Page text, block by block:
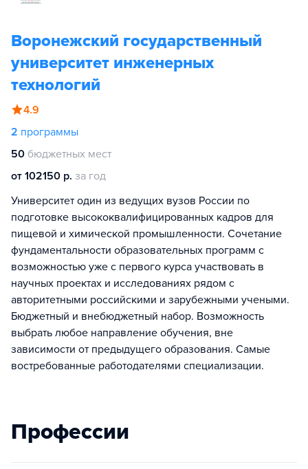
Воронежский государственный
университет инженерных
технологий
4.9
2 программы
50 бюджетных мест
от 102150 р. за год
Университет один из ведущих вузов России по
подготовке высококвалифицированных кадров для
пищевой и химической промышленности. Сочетание
фундаментальности образовательных программ с
возможностью уже с первого курса участвовать в
научных проектах и исследованиях рядом с
авторитетными российскими и зарубежными учеными.
Бюджетный и внебюджетный набор. Возможность
выбрать любое направление обучения, вне
зависимости от предыдущего образования. Самые
востребованные работодателями специализации.
Профессии